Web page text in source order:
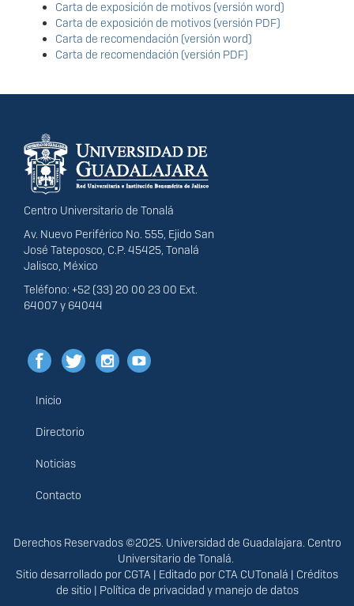
Carta de exposición de motivos (versión word)
Carta de exposición de motivos (versión PDF)
Carta de recomendación (versión word)
Carta de recomendación (versión PDF)
Información del
portal
Centro Universitario de Tonalá
Av. Nuevo Periférico No. 555, Ejido San
José Tateposco, C.P. 45425, Tonalá
Jalisco, México
Teléfono: +52 (33) 20 00 23 00 Ext.
64007 y 64044
Menú
principal
Inicio
Directorio
Noticias
Contacto
Derechos
Derechos Reservados ©2025. Universidad de Guadalajara. Centro
Universitario de Tonalá.
Sitio desarrollado por CGTA | Editado por CTA CUTonalá | Créditos
de sitio | Política de privacidad y manejo de datos